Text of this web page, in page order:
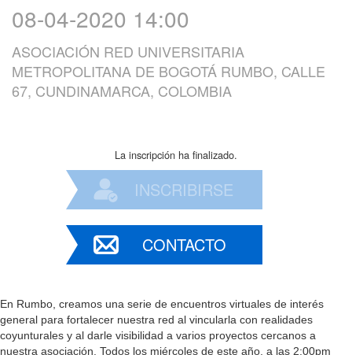
08-04-2020 14:00
ASOCIACIÓN RED UNIVERSITARIA
METROPOLITANA DE BOGOTÁ RUMBO, CALLE
67, CUNDINAMARCA, COLOMBIA
La inscripción ha finalizado.
INSCRIBIRSE
CONTACTO
En Rumbo, creamos una serie de encuentros virtuales de interés
general para fortalecer nuestra red al vincularla con realidades
coyunturales y al darle visibilidad a varios proyectos cercanos a
nuestra asociación. Todos los miércoles de este año, a las 2:00pm